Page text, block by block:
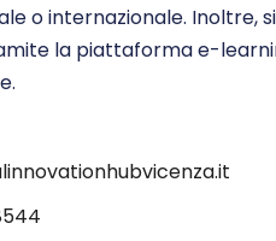
o internazionale. Inoltre,
la piattaforma e-